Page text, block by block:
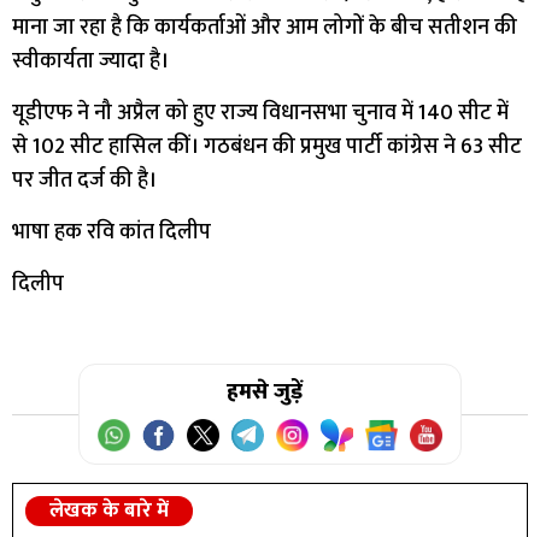
माना जा रहा है कि कार्यकर्ताओं और आम लोगों के बीच सतीशन की
स्वीकार्यता ज्यादा है।
यूडीएफ ने नौ अप्रैल को हुए राज्य विधानसभा चुनाव में 140 सीट में
से 102 सीट हासिल कीं। गठबंधन की प्रमुख पार्टी कांग्रेस ने 63 सीट
पर जीत दर्ज की है।
भाषा हक रवि कांत दिलीप
दिलीप
हमसे जुड़ें
लेखक के बारे में